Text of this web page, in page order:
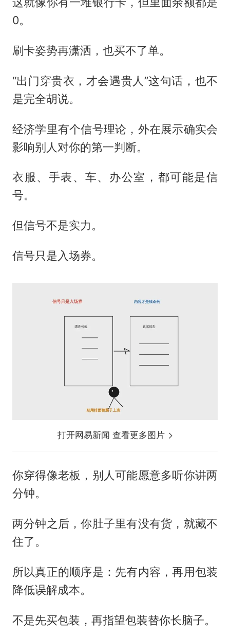
0。
刷卡姿势再潇洒，也买不了单。
“出门穿贵衣，才会遇贵人”这句话，也不
是完全胡说。
经济学里有个信号理论，外在展示确实会
影响别人对你的第一判断。
衣服、手表、车、办公室，都可能是信
号。
但信号不是实力。
信号只是入场券。
打开网易新闻 查看更多图片
你穿得像老板，别人可能愿意多听你讲两
分钟。
两分钟之后，你肚子里有没有货，就藏不
住了。
所以真正的顺序是：先有内容，再用包装
降低误解成本。
不是先买包装，再指望包装替你长脑子。